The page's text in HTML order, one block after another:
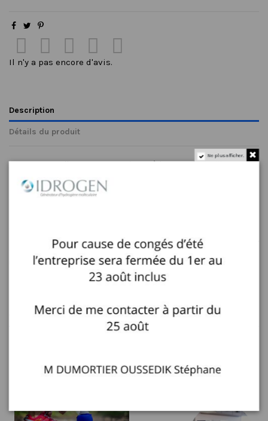
    
Il n'y a pas encore d'avis.
Description
Détails du produit
Bonnes nouvelles pour ceux qui possèdent une bouteille et
manquantes, fissurées ou cassées de la bouteille peuvent être
achetées à postériori.
l'environnement, nous vous fournissons des pièces de rechange.
Ceci garantira une longue durée de vie à votre bouteille sans
imposer un impact supplémentaire sur l'environnement. Au
nom de la Planète Terre.
16 autres produits dans la même catégorie :
Ne plus afficher.